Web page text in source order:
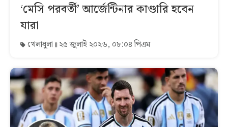
‘মেসি পরবর্তী’ আর্জেন্টিনার কাণ্ডারি হবেন
যারা
খেলাধুলা ২৫ জুলাই ২০২৬, ০৮:০৪ পিএম